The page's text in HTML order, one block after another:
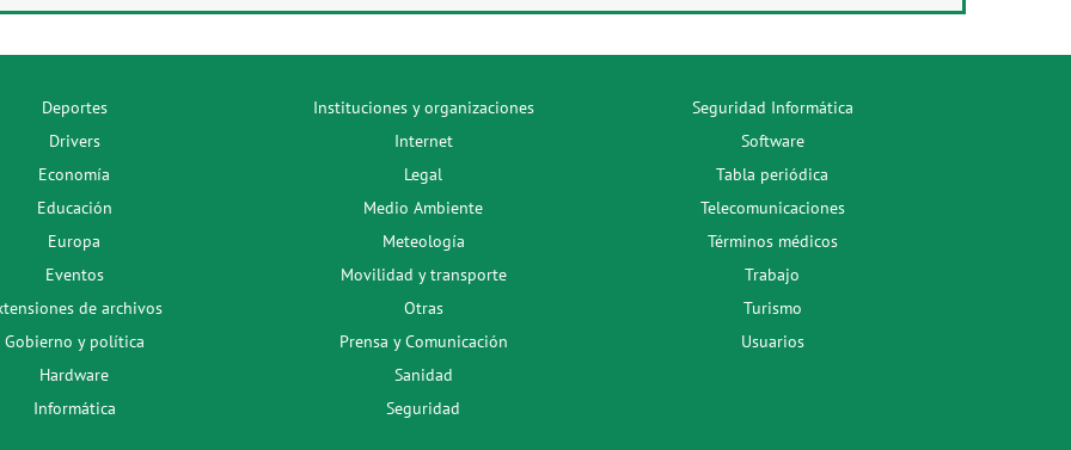
Deportes
Drivers
Economía
Educación
Europa
Eventos
de archivos
Gobierno y política
Hardware
Informática
Instituciones y organizaciones
Internet
Legal
Medio Ambiente
Meteología
Movilidad y transporte
Otras
Prensa y Comunicación
Sanidad
Seguridad
Seguridad Informática
Software
Tabla periódica
Telecomunicaciones
Términos médicos
Trabajo
Turismo
Usuarios